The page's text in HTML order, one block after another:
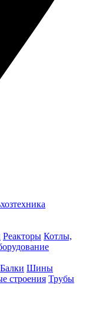
Реакторы Котлы,
Балки Шины
строения Трубы